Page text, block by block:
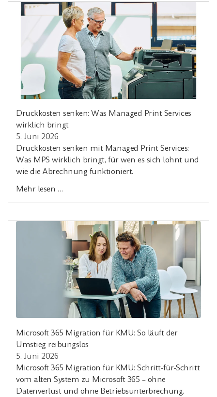
Druckkosten senken: Was Managed Print Services
wirklich bringt
5. Juni 2026
Druckkosten senken mit Managed Print Services:
Was MPS wirklich bringt, für wen es sich lohnt und
wie die Abrechnung funktioniert.
Mehr lesen …
Microsoft 365 Migration für KMU: So läuft der
Umstieg reibungslos
5. Juni 2026
Microsoft 365 Migration für KMU: Schritt-für-Schritt
vom alten System zu Microsoft 365 – ohne
Datenverlust und ohne Betriebsunterbrechung.